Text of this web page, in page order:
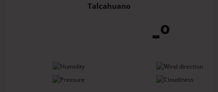
Talcahuano
-º
-
-
-
-